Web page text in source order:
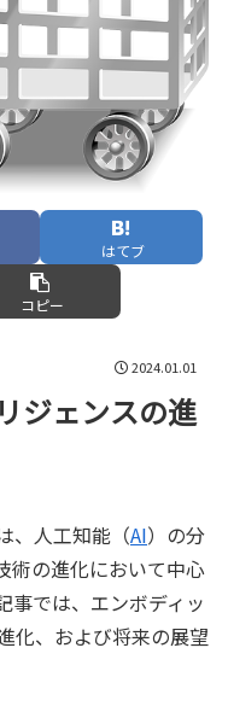
はてブ
コピー
2024.01.01
ジェンスの進
、人工知能（AI）の分
術の進化において中心
事では、エンボディッ
化、および将来の展望